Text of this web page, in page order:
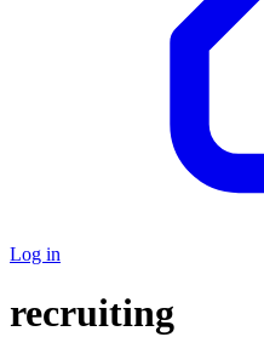
Log in
recruiting